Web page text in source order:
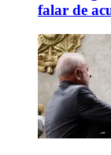
falar de